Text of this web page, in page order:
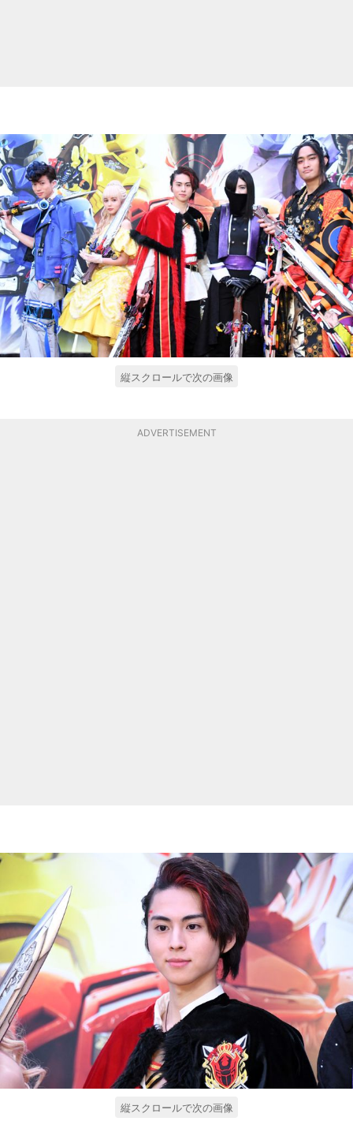
縦スクロールで次の画像
ADVERTISEMENT
縦スクロールで次の画像